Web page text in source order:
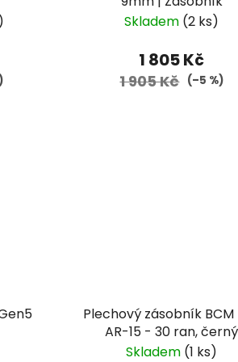
Skladem (2 ks)
1 805 Kč
1 905 Kč (–5 %)
Plechový zásobník
AR-15 - 30 ran, černý
Skladem (1 ks)